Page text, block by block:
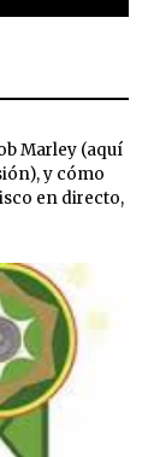
Marley (aquí
y cómo
en directo,